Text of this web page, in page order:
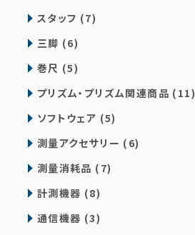
スタッフ (7)
三脚 (6)
巻尺 (5)
プリズム・プリズム関連商品 (11)
ソフトウェア (5)
測量アクセサリー (6)
測量消耗品 (7)
計測機器 (8)
通信機器 (3)